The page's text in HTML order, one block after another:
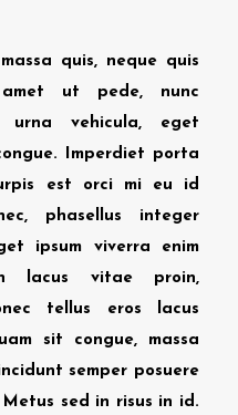
quis, neque quis
ut pede, nunc
urna vehicula, eget
Imperdiet porta
est orci mi eu id
phasellus integer
ipsum viverra enim
lacus vitae proin,
tellus eros lacus
sit congue, massa
semper posuere
sed in risus in id.